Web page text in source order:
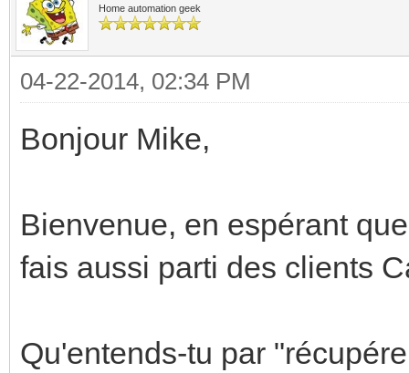
Home automation geek
04-22-2014, 02:34 PM
Bonjour Mike,
Bienvenue, en espérant
fais aussi parti des clients
Qu'entends-tu par